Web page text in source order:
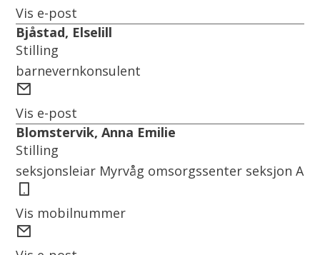
post
Vis e-post
Bjåstad, Elselill
Stilling
barnevernkonsulent
post
Vis e-post
Blomstervik, Anna Emilie
Stilling
seksjonsleiar Myrvåg omsorgssenter seksjon A
Vis mobilnummer